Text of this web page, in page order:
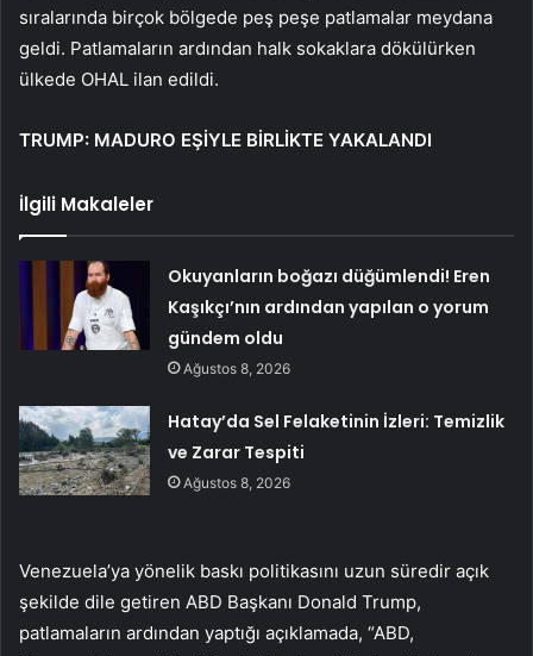
sıralarında birçok bölgede peş peşe patlamalar meydana
geldi. Patlamaların ardından halk sokaklara dökülürken
ülkede OHAL ilan edildi.
TRUMP: MADURO EŞİYLE BİRLİKTE YAKALANDI
İlgili Makaleler
Okuyanların boğazı düğümlendi! Eren
Kaşıkçı’nın ardından yapılan o yorum
gündem oldu
Ağustos 8, 2026
Hatay’da Sel Felaketinin İzleri: Temizlik
ve Zarar Tespiti
Ağustos 8, 2026
Venezuela’ya yönelik baskı politikasını uzun süredir açık
şekilde dile getiren ABD Başkanı Donald Trump,
patlamaların ardından yaptığı açıklamada, “ABD,